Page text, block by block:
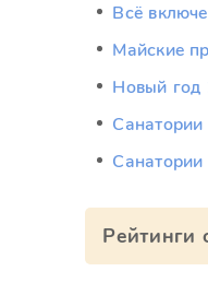
Всё
Майские
Новый год
Рейтинги